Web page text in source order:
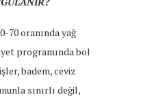
70 oranında yağ
programında bol
badem, ceviz
sınırlı değil,